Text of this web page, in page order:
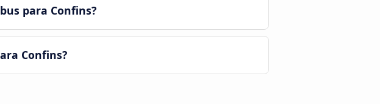
para Confins?
Confins?